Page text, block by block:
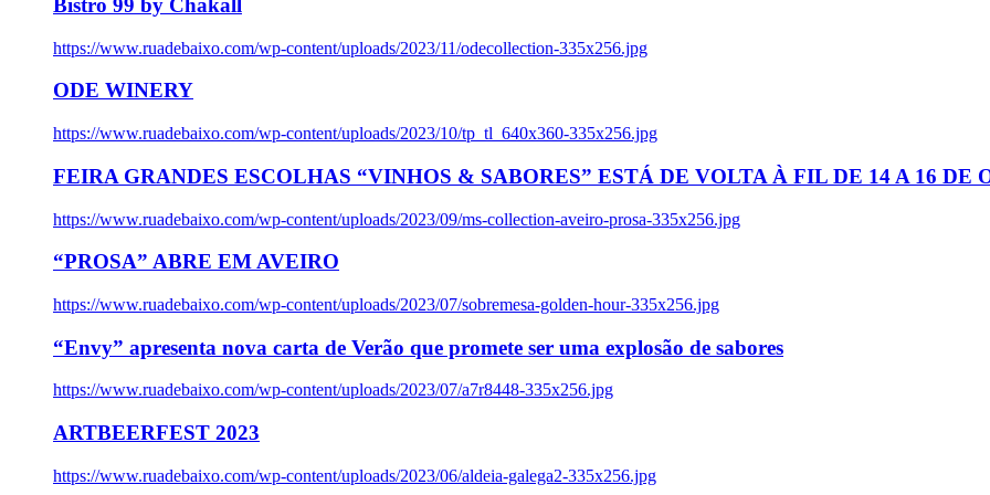
Bistro 99 by Chakall
https://www.ruadebaixo.com/wp-content/uploads/2023/11/odecollection-335x256.jpg
ODE WINERY
https://www.ruadebaixo.com/wp-content/uploads/2023/10/tp_tl_640x360-335x256.jpg
FEIRA GRANDES ESCOLHAS “VINHOS & SABORES” ESTÁ DE VOLTA À FIL DE 14 A 16 DE
https://www.ruadebaixo.com/wp-content/uploads/2023/09/ms-collection-aveiro-prosa-335x256.jpg
“PROSA” ABRE EM AVEIRO
https://www.ruadebaixo.com/wp-content/uploads/2023/07/sobremesa-golden-hour-335x256.jpg
“Envy” apresenta nova carta de Verão que promete ser uma explosão de sabores
https://www.ruadebaixo.com/wp-content/uploads/2023/07/a7r8448-335x256.jpg
ARTBEERFEST 2023
https://www.ruadebaixo.com/wp-content/uploads/2023/06/aldeia-galega2-335x256.jpg